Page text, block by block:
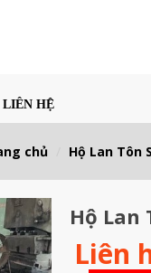
LIÊN HỆ
chủ Hộ Lan Tôn
Hộ Lan
Liên